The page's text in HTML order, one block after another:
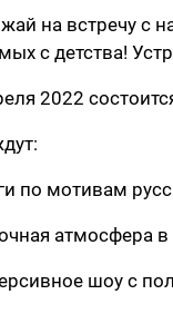
на встречу с
с детства!
2022
по мотивам
атмосфера в
шоу с